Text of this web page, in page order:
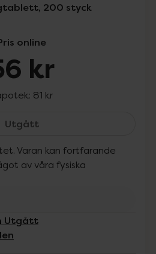
200 styck
online
kr
81 kr
UtgåttFludent Citron 0,25 mg,
Varan kan fortfarande
av våra fysiska
Utgått